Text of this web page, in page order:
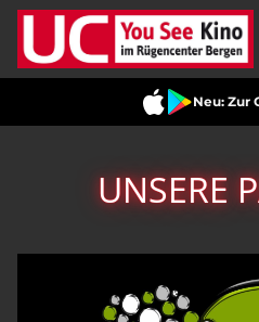
Zum Hauptinhalt springen
Neu: Zur
UNSERE